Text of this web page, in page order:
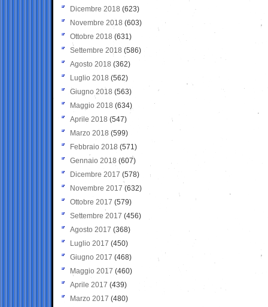
Dicembre 2018 (623)
Novembre 2018 (603)
Ottobre 2018 (631)
Settembre 2018 (586)
Agosto 2018 (362)
Luglio 2018 (562)
Giugno 2018 (563)
Maggio 2018 (634)
Aprile 2018 (547)
Marzo 2018 (599)
Febbraio 2018 (571)
Gennaio 2018 (607)
Dicembre 2017 (578)
Novembre 2017 (632)
Ottobre 2017 (579)
Settembre 2017 (456)
Agosto 2017 (368)
Luglio 2017 (450)
Giugno 2017 (468)
Maggio 2017 (460)
Aprile 2017 (439)
Marzo 2017 (480)